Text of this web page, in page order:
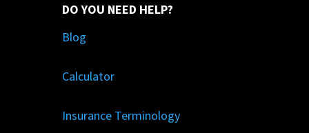
DO YOU NEED HELP?
Blog
Calculator
Insurance Terminology